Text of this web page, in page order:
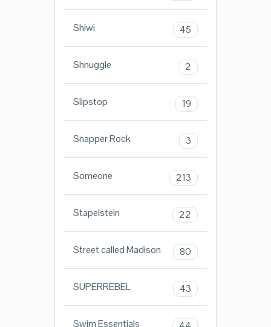
Shiwi 45
Shnuggle 2
Slipstop 19
Snapper Rock 3
Someone 213
Stapelstein 22
Street called Madison 80
SUPERREBEL 43
Swim Essentials